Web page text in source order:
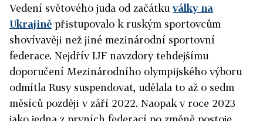
Vedení světového juda od začátkuválky na
Ukrajině přistupovalo k ruským sportovcům
shovívavěji než jiné mezinárodní sportovní
federace. Nejdřív IJF navzdory tehdejšímu
doporučení Mezinárodního olympijského výboru
odmítla Rusy suspendovat, udělala to až o sedm
měsíců později v září 2022. Naopak v roce 2023